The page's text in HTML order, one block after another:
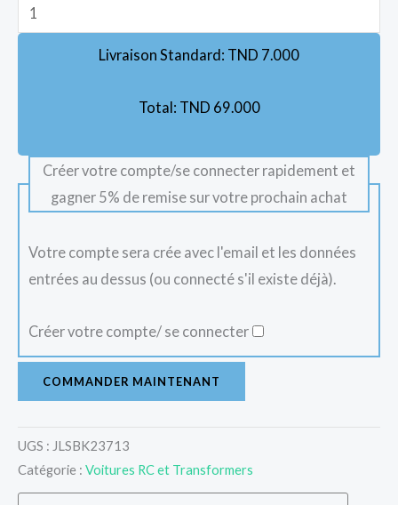
Livraison Standard: TND 7.000
Total: TND 69.000
Créer votre compte/se connecter rapidement et
gagner 5% de remise sur votre prochain achat
Votre compte sera crée avec l'email et les données
entrées au dessus (ou connecté s'il existe déjà).
Créer votre compte/ se connecter
COMMANDER MAINTENANT
UGS : JLSBK23713
Catégorie : Voitures RC et Transformers